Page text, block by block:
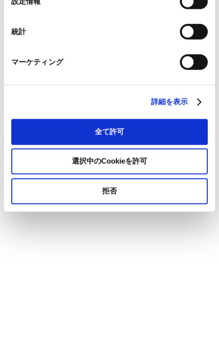
統計
マーケティング
詳細を表示
全て許可
選択中のCookieを許可
拒否